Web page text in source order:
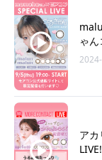
ゃん
ア
LIVE!